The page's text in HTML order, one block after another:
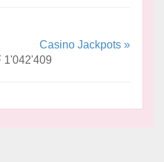
Casino Jackpots »
1'042'409